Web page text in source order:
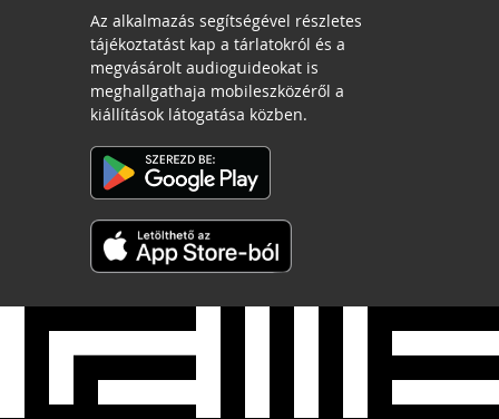
Az alkalmazás segítségével részletes
tájékoztatást kap a tárlatokról és a
megvásárolt audioguideokat is
meghallgathaja mobileszközéről a
kiállítások látogatása közben.